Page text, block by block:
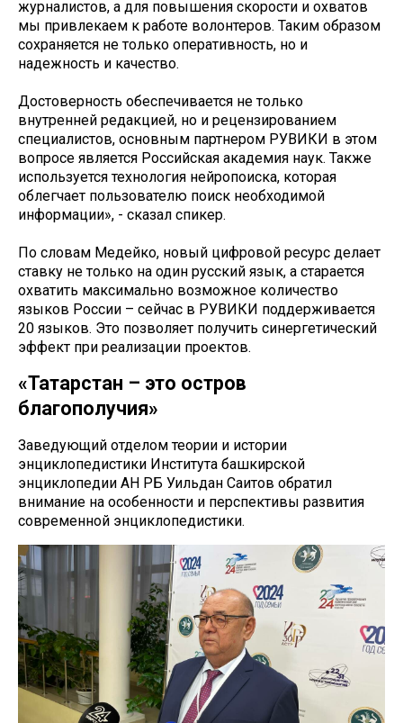
журналистов, а для повышения скорости и охватов
мы привлекаем к работе волонтеров. Таким образом
сохраняется не только оперативность, но и
надежность и качество.
Достоверность обеспечивается не только
внутренней редакцией, но и рецензированием
специалистов, основным партнером РУВИКИ в этом
вопросе является Российская академия наук. Также
используется технология нейропоиска, которая
облегчает пользователю поиск необходимой
информации», - сказал спикер.
По словам Медейко, новый цифровой ресурс делает
ставку не только на один русский язык, а старается
охватить максимально возможное количество
языков России – сейчас в РУВИКИ поддерживается
20 языков. Это позволяет получить синергетический
эффект при реализации проектов.
«Татарстан – это остров
благополучия»
Заведующий отделом теории и истории
энциклопедистики Института башкирской
энциклопедии АН РБ Уильдан Саитов обратил
внимание на особенности и перспективы развития
современной энциклопедистики.